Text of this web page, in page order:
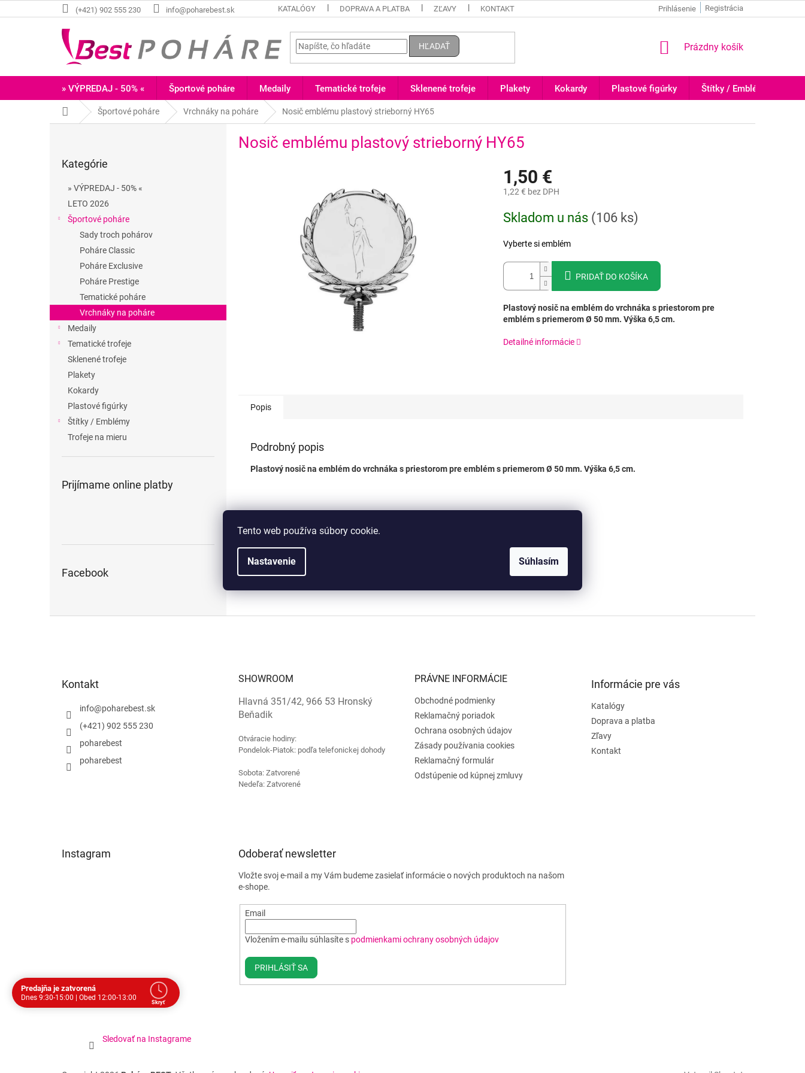
Tento web používa súbory cookie.
Nastavenie Súhlasím
na
(+421) 902 555 230 info@poharebest.sk KATALÓGY DOPRAVA A PLATBA ZĽAVY KONTAKT Registrácia
Prihlásenie
HĽADAŤ
NÁKUPNÝ
Prázdny košík
» VÝPREDAJ - 50% « Športové poháre Medaily Tematické trofeje Sklenené trofeje Plakety Kokardy Plastové figúrky Štítky / Emblémy
DomovŠportové poháre Vrchnáky na poháre Nosič emblému plastový strieborný HY65
kategórie
Kategórie
» VÝPREDAJ - 50% «
LETO 2026
Športové poháre
Sady troch pohárov
Poháre Classic
Poháre Exclusive
Poháre Prestige
Tematické poháre
Vrchnáky na poháre
Medaily
Tematické trofeje
Sklenené trofeje
Plakety
Kokardy
Plastové figúrky
Štítky / Emblémy
Trofeje na mieru
Prijímame online platby
Facebook
Nosič emblému plastový strieborný HY65
1,50 €
1,22 € bez DPH
cena:
Skladom u nás (106 ks)
Vyberte si emblém
PRIDAŤ DO KOŠÍKA
Plastový nosič na emblém do vrchnáka s priestorom pre
emblém s priemerom Ø 50 mm. Výška 6,5 cm.
Detailné informácie
Popis
Podrobný popis
Plastový nosič na emblém do vrchnáka s priestorom pre emblém s priemerom Ø 50 mm. Výška 6,5 cm.
Kontakt
info@poharebest.sk
(+421) 902 555 230
poharebest
poharebest
SHOWROOM
Hlavná 351/42, 966 53 Hronský
Beňadik
Otváracie hodiny:
Pondelok-Piatok: podľa telefonickej dohody
Sobota: Zatvorené
Nedeľa: Zatvorené
PRÁVNE INFORMÁCIE
Obchodné podmienky
Reklamačný poriadok
Ochrana osobných údajov
Zásady používania cookies
Reklamačný formulár
Odstúpenie od kúpnej zmluvy
Informácie pre vás
Katalógy
Doprava a platba
Zľavy
Kontakt
Instagram
Sledovať na Instagrame
Odoberať newsletter
Vložte svoj e-mail a my Vám budeme zasielať informácie o nových produktoch na našom
e-shope.
Email
Vložením e-mailu súhlasíte s podmienkami ochrany osobných údajov
PRIHLÁSIŤ SA
Predajňa je zatvorená
Dnes 9:30-15:00 | Obed 12:00-13:00
Skryť
Prestávka
9:30 - 17:00
12:00 - 13:00